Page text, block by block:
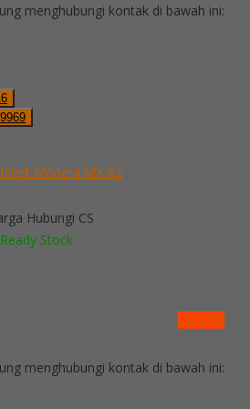
menghubungi kontak di bawah ini:
Modera MX-82
Hubungi CS
Ready Stock
via SMS
menghubungi kontak di bawah ini: